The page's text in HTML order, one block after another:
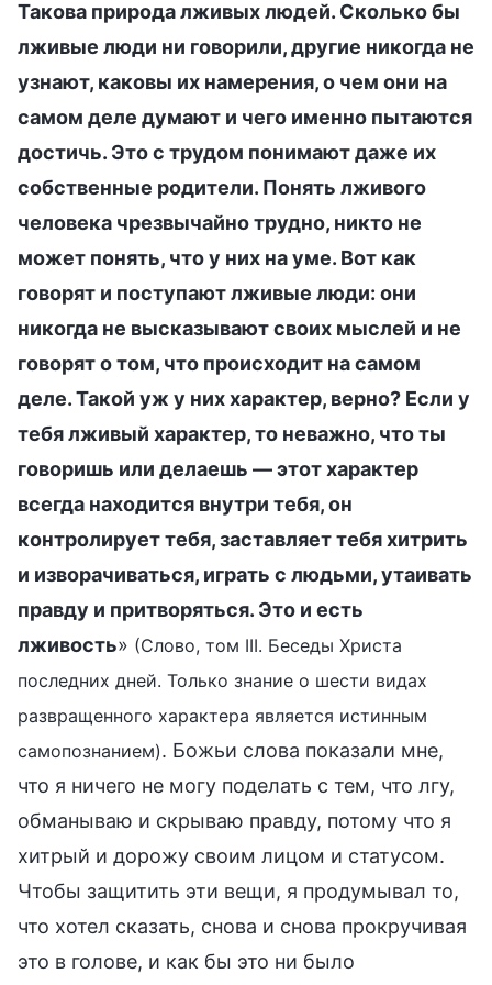
Такова природа лживых людей. Сколько бы
лживые люди ни говорили, другие никогда не
узнают, каковы их намерения, о чем они на
самом деле думают и чего именно пытаются
достичь. Это с трудом понимают даже их
собственные родители. Понять лживого
человека чрезвычайно трудно, никто не
может понять, что у них на уме. Вот как
говорят и поступают лживые люди: они
никогда не высказывают своих мыслей и не
говорят о том, что происходит на самом
деле. Такой уж у них характер, верно? Если у
тебя лживый характер, то неважно, что ты
говоришь или делаешь — этот характер
всегда находится внутри тебя, он
контролирует тебя, заставляет тебя хитрить
и изворачиваться, играть с людьми, утаивать
правду и притворяться. Это и есть
лживость» (Слово, том III. Беседы Христа
последних дней. Только знание о шести видах
развращенного характера является истинным
самопознанием). Божьи слова показали мне,
что я ничего не могу поделать с тем, что лгу,
обманываю и скрываю правду, потому что я
хитрый и дорожу своим лицом и статусом.
Чтобы защитить эти вещи, я продумывал то,
что хотел сказать, снова и снова прокручивая
это в голове, и как бы это ни было